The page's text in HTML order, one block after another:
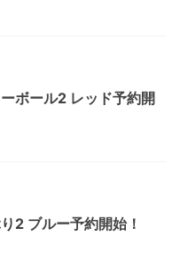
ボール2 レッド予約開
2 ブルー予約開始！